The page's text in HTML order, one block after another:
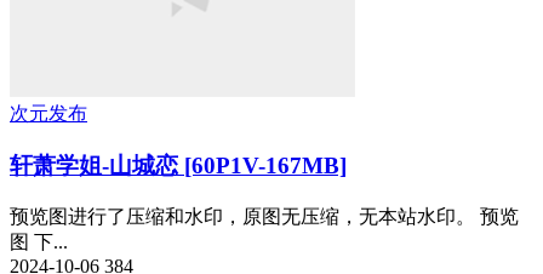
次元发布
轩萧学姐-山城恋 [60P1V-167MB]
预览图进行了压缩和水印，原图无压缩，无本站水印。 预览
图 下...
2024-10-06 384